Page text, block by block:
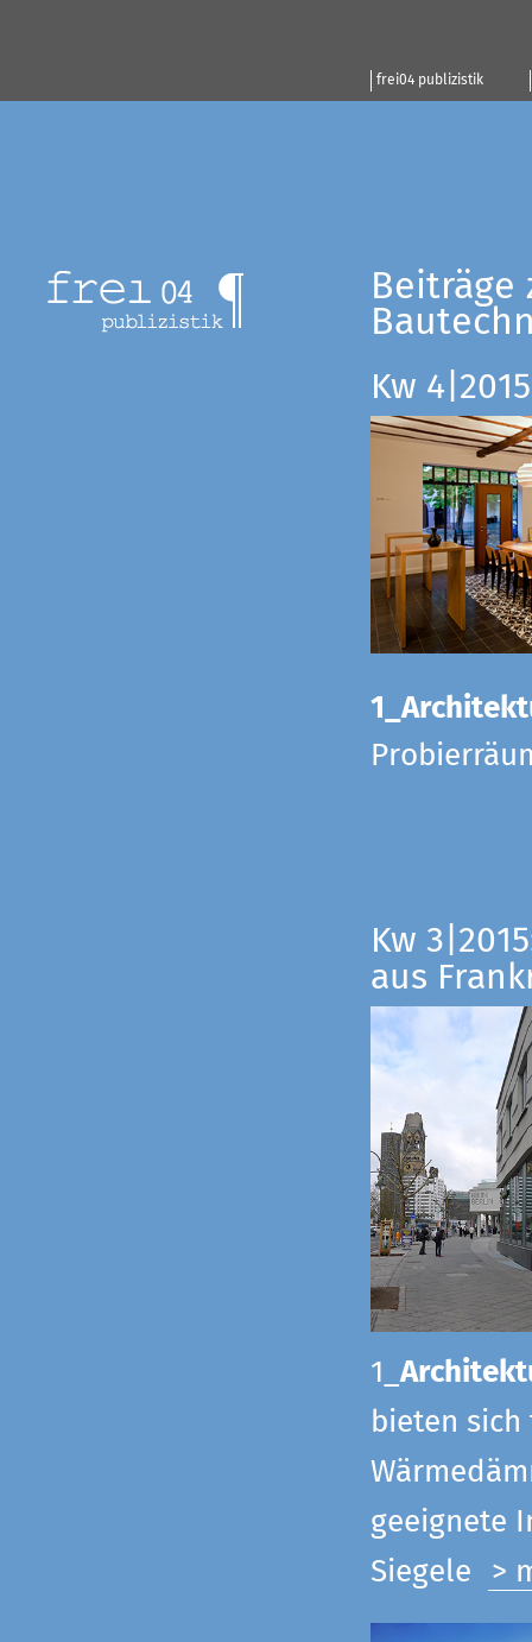
frei04 publizistik
Beiträge
Kw
Kw
aus
1_
bieten
geeignete
Siegele >